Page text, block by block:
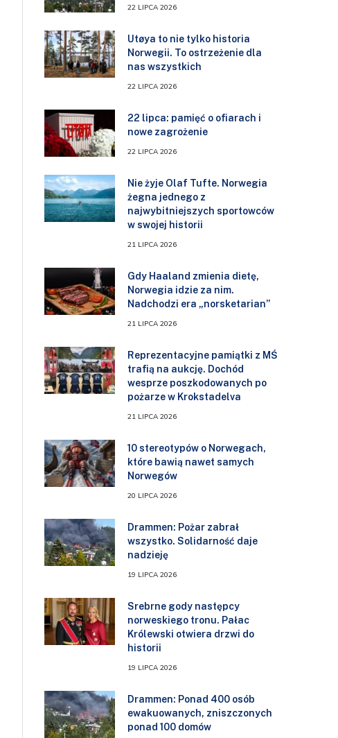
22 LIPCA 2026
Utøya to nie tylko historia
Norwegii. To ostrzeżenie dla
nas wszystkich
22 LIPCA 2026
22 lipca: pamięć o ofiarach i
nowe zagrożenie
22 LIPCA 2026
Nie żyje Olaf Tufte. Norwegia
żegna jednego z
najwybitniejszych sportowców
w swojej historii
21 LIPCA 2026
Gdy Haaland zmienia dietę,
Norwegia idzie za nim.
Nadchodzi era „norsketarian”
21 LIPCA 2026
Reprezentacyjne pamiątki z MŚ
trafią na aukcję. Dochód
wesprze poszkodowanych po
pożarze w Krokstadelva
21 LIPCA 2026
10 stereotypów o Norwegach,
które bawią nawet samych
Norwegów
20 LIPCA 2026
Drammen: Pożar zabrał
wszystko. Solidarność daje
nadzieję
19 LIPCA 2026
Srebrne gody następcy
norweskiego tronu. Pałac
Królewski otwiera drzwi do
historii
19 LIPCA 2026
Drammen: Ponad 400 osób
ewakuowanych, zniszczonych
ponad 100 domów